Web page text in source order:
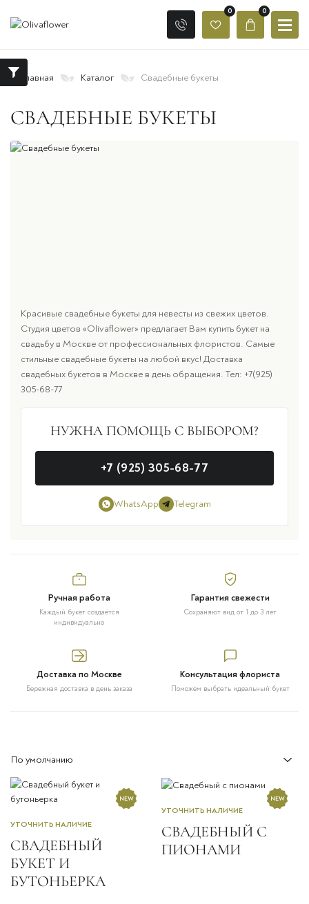
0 0
Главная Каталог Свадебные букеты
СВАДЕБНЫЕ БУКЕТЫ
Красивые свадебные букеты для невесты из свежих цветов.
Студия цветов «Olivaflower» предлагает Вам купить букет на
свадьбу в Москве от профессиональных флористов. Самые
стильные свадебные букеты на любой вкус! Доставка
свадебных букетов в Москве в день обращения. Тел: +7(925)
305-68-77
НУЖНА ПОМОЩЬ С ВЫБОРОМ?
+7 (925) 305-68-77
WhatsApp Telegram
Ручная работа
Каждый букет создаётся
индивидуально
Гарантия свежести
Сохраняют вид от 1 до 3 лет
Доставка по Москве
Бережная доставка в день заказа
Консультация флориста
Поможем выбрать идеальный букет
УТОЧНИТЬ НАЛИЧИЕ
СВАДЕБНЫЙ
БУКЕТ И
БУТОНЬЕРКА
УТОЧНИТЬ НАЛИЧИЕ
СВАДЕБНЫЙ С
ПИОНАМИ